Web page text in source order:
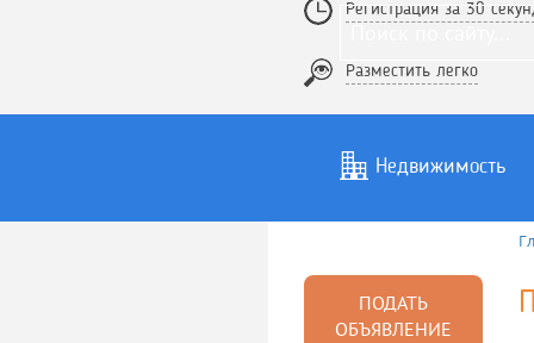
Регистрация за 30
Разместить легко
Недвижимость
Услуги
ПОДАТЬ
ОБЪЯВЛЕНИЕ